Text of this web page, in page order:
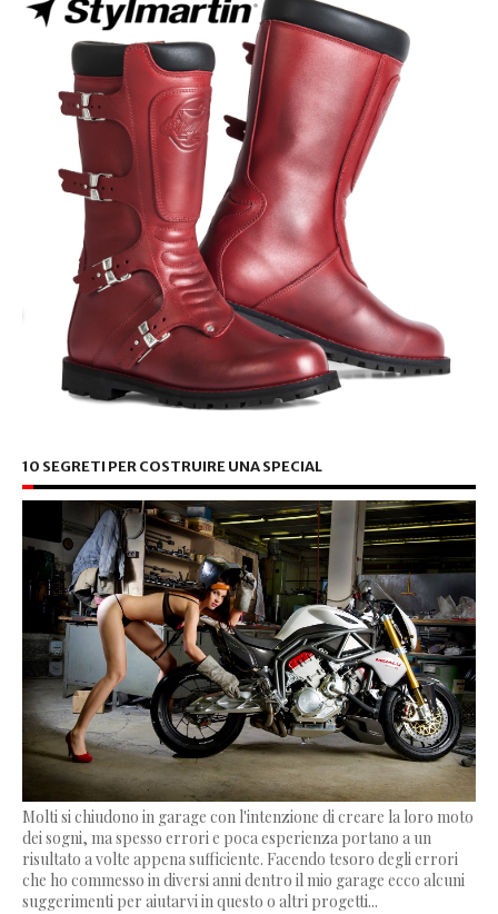
10 SEGRETI PER COSTRUIRE UNA SPECIAL
Molti si chiudono in garage con l'intenzione di creare la loro moto
dei sogni, ma spesso errori e poca esperienza portano a un
risultato a volte appena sufficiente. Facendo tesoro degli errori
che ho commesso in diversi anni dentro il mio garage ecco alcuni
suggerimenti per aiutarvi in questo o altri progetti...